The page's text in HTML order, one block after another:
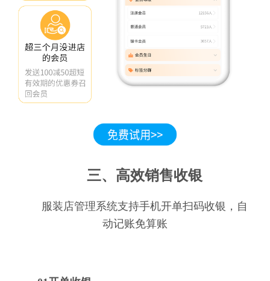
三、高效销售收银
服装店管理系统支持手机开单扫码收银，自
动记账免算账